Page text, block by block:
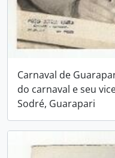
Carnaval de
do carnaval e seu
Sodré, Guarapari